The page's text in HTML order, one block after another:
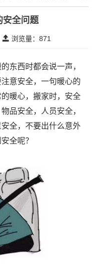
安全问题
浏览量： 871
东西时都会说一声，
意安全，一句暖心的
暖心，搬家时，安全
品安全，人员安全，
全，不要出什么意外
全呢？